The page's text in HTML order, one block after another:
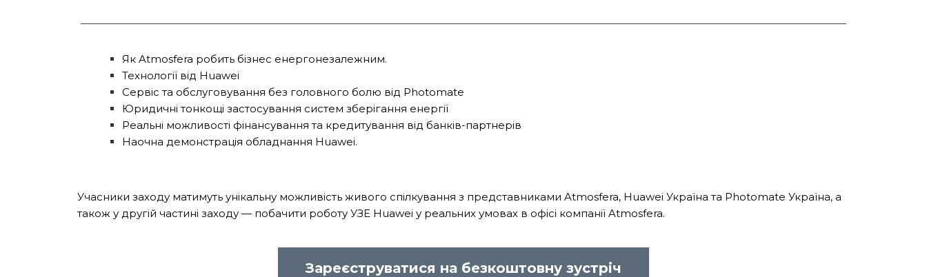
Як Atmosfera робить бізнес енергонезалежним.
Технології від Huawei
Сервіс та обслуговування без головного болю від Photomate
Юридичні тонкощі застосування систем зберігання енергії
Реальні можливості фінансування та кредитування від банків-партнерів
Наочна демонстрація обладнання Huawei.
Учасники заходу матимуть унікальну можливість живого спілкування з представниками Atmosfera, Huawei Україна та Photomate Україна, а
також у другій частині заходу — побачити роботу УЗЕ Huawei у реальних умовах в офісі компанії Atmosfera.
Зареєструватися на безкоштовну зустріч